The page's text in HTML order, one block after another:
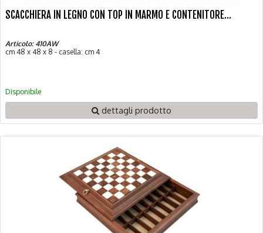
SCACCHIERA IN LEGNO CON TOP IN MARMO E CONTENITORE...
Articolo: 410AW
cm 48 x 48 x 8 - casella: cm 4
Disponibile
dettagli prodotto